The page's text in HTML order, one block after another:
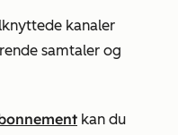
kanaler
samtaler og
kan du